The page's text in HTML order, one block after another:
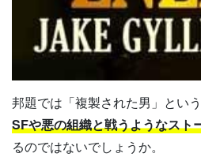
邦題では「複製された男」とい
SFや悪の組織と戦うようなスト
るのではないでしょうか。